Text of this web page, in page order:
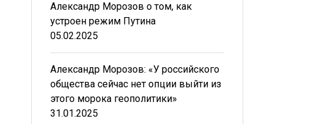
Александр Морозов о том, как
устроен режим Путина
05.02.2025
Александр Морозов: «У российского
общества сейчас нет опции выйти из
этого морока геополитики»
31.01.2025